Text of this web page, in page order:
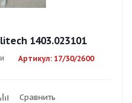
1403.023101
Артикул: 17/30/2600
Сравнить